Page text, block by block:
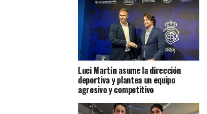
Luci Martín asume la dirección
deportiva y plantea un equipo
agresivo y competitivo